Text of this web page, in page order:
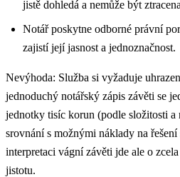
jistě dohledá a nemůže být
Notář poskytne odborné právní
zajistí její jasnost a jednoznačnost.
Nevýhoda: Služba si vyžaduje
jednoduchý notářský zápis závěti se
jednotky tisíc korun (podle složitosti a
srovnání s možnými náklady na
interpretaci vágní závěti jde ale o
jistotu.